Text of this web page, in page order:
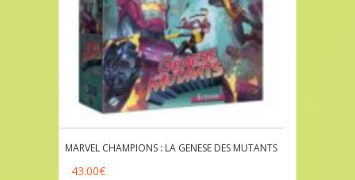
MARVEL CHAMPIONS : LA GENESE DES MUTANTS
43.00€